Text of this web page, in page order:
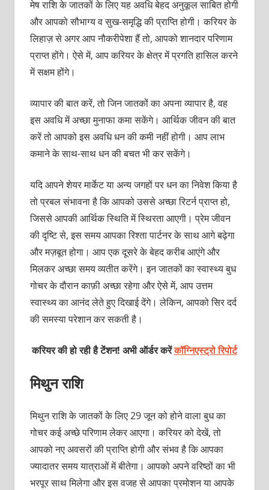
मेष राशि के जातकों के लिए यह अवधि बेहद अनुकूल साबित होगी
और आपको सौभाग्य व सुख-समृद्धि की प्राप्ति होगी। करियर के
लिहाज़ से अगर आप नौकरीपेशा हैं तो, आपको शानदार परिणाम
प्राप्त होंगे। ऐसे में, आप करियर के क्षेत्र में प्रगति हासिल करने
में सक्षम होंगे।
व्यापार की बात करें, तो जिन जातकों का अपना व्यापार है, वह
इस अवधि में अच्छा मुनाफा कमा सकेंगे। आर्थिक जीवन की बात
करें तो आपको इस अवधि धन की कमी नहीं होगी। आप लाभ
कमाने के साथ-साथ धन की बचत भी कर सकेंगे।
यदि आपने शेयर मार्केट या अन्य जगहों पर धन का निवेश किया है
तो प्रबल संभावना है कि आपको उससे अच्छा रिटर्न प्राप्त हो,
जिससे आपकी आर्थिक स्थिति में स्थिरता आएगी। प्रेम जीवन
की दृष्टि से, इस समय आपका रिश्ता पार्टनर के साथ आगे बढ़ेगा
और मज़बूत होगा। आप एक दूसरे के बेहद करीब आएंगे और
मिलकर अच्छा समय व्यतीत करेंगे। इन जातकों का स्वास्थ्य बुध
गोचर के दौरान काफ़ी अच्छा रहेगा और ऐसे में, आप उत्तम
स्वास्थ्य का आनंद लेते हुए दिखाई देंगे। लेकिन, आपको सिर दर्द
की समस्या परेशान कर सकती है।
करियर की हो रही है टेंशन! अभी ऑर्डर करेंकॉग्निएस्ट्रो रिपोर्ट
मिथुन राशि
मिथुन राशि के जातकों के लिए 29 जून को होने वाला बुध का
गोचर कई अच्छे परिणाम लेकर आएगा। करियर को देखें, तो
आपको नए अवसरों की प्राप्ति होगी और संभव है कि आपका
ज्यादातर समय यात्राओं में बीतेगा। आपको अपने वरिष्ठों का भी
भरपूर साथ मिलेगा और इस वजह से आपका प्रमोशन या आपके